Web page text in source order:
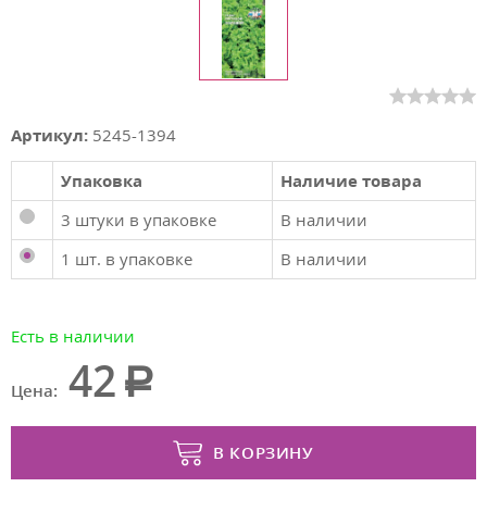
Артикул: 5245-1394
Упаковка
Наличие товара
3 штуки в упаковке
В наличии
1 шт. в упаковке
В наличии
Есть в наличии
Цена: 42
В КОРЗИНУ